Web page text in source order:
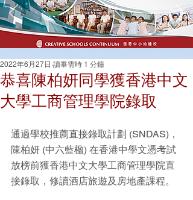
恭喜陳柏妍同學獲香港中文
大學工商管理學院錄取
2022年6月27日 讀畢需時 1 分鐘
通過學校推薦直接錄取計劃 (SNDAS)，
陳柏妍 (中六藍楹) 在香港中學文憑考試
放榜前獲香港中文大學工商管理學院直
接錄取，修讀酒店旅遊及房地產課程。